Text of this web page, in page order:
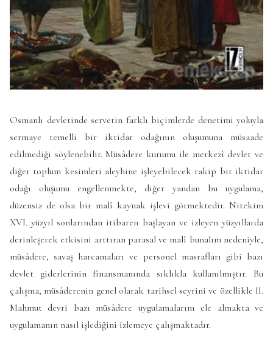
Osmanlı devletinde servetin farklı biçimlerde denetimi yoluyla
sermaye temelli bir iktidar odağının oluşumuna müsaade
edilmediği söylenebilir. Müsâdere kurumu ile merkezî devlet ve
diğer toplum kesimleri aleyhine işleyebilecek rakip bir iktidar
odağı oluşumu engellenmekte, diğer yandan bu uygulama,
düzensiz de olsa bir malî kaynak işlevi görmektedir. Nitekim
XVI. yüzyıl sonlarından itibaren başlayan ve izleyen yüzyıllarda
derinleşerek etkisini arttıran parasal ve malî bunalım nedeniyle,
müsâdere, savaş harcamaları ve personel masrafları gibi bazı
devlet giderlerinin finansmanında sıklıkla kullanılmıştır. Bu
çalışma, müsâderenin genel olarak tarihsel seyrini ve özellikle II.
Mahmut devri bazı müsâdere uygulamalarını ele almakta ve
uygulamanın nasıl işlediğini izlemeye çalışmaktadır.